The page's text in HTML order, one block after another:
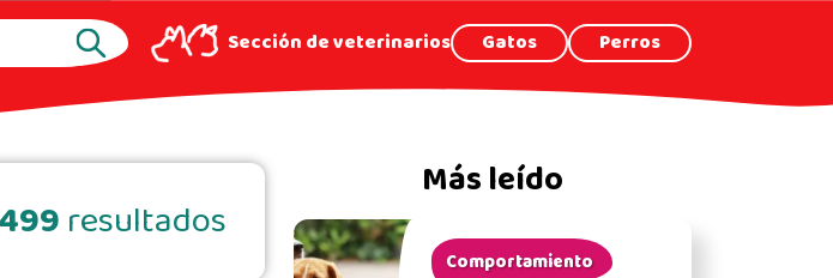
Sección de veterinarios Gatos Perros
resultados
Más leído
Comportamiento